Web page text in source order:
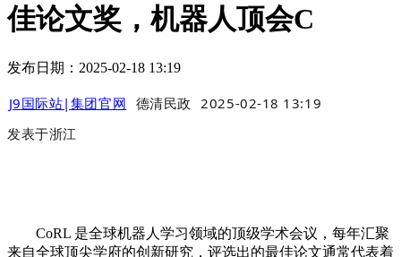
佳论文奖，机器人顶会C
发布日期：2025-02-18 13:19
J9国际站|集团官网 德清民政
2025-02-18 13:19
发表于浙江
CoRL 是全球机器人学习领域的顶级学术会议，每年汇聚
来自全球顶尖学府的创新研究，评选出的最佳论文通常代表着